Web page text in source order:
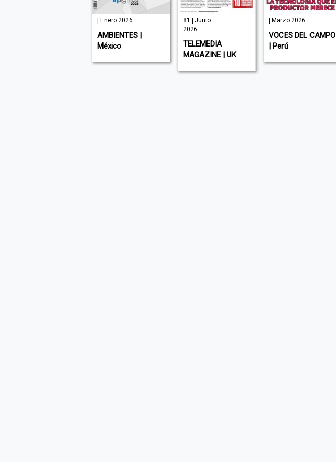
| Enero 2026
AMBIENTES |
México
81 | Junio
2026
TELEMEDIA
MAGAZINE | UK
| Marzo 2026
VOCES DEL CAMPO
| Perú